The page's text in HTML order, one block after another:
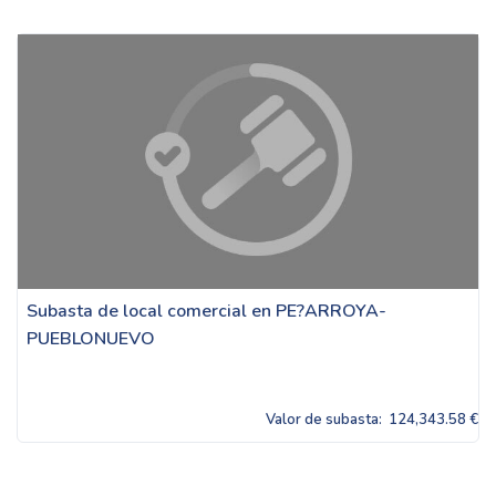
Subasta de local comercial en PE?ARROYA-
PUEBLONUEVO
Valor de subasta: 124,343.58 €